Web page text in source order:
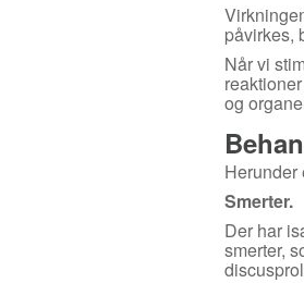
påvirkes,
Når vi
og
Herunder
Smerter.
Der har
smerter,